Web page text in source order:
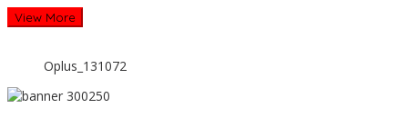
View More
Oplus_131072